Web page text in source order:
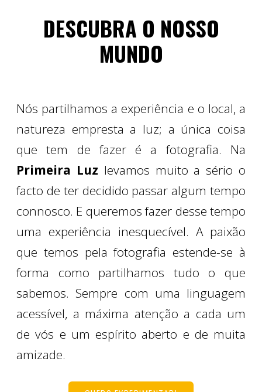
DESCUBRA O NOSSO
MUNDO
Nós partilhamos a experiência e o local, a
natureza empresta a luz; a única coisa
que tem de fazer é a fotografia. Na
Primeira Luz levamos muito a sério o
facto de ter decidido passar algum tempo
connosco. E queremos fazer desse tempo
uma experiência inesquecível. A paixão
que temos pela fotografia estende-se à
forma como partilhamos tudo o que
sabemos. Sempre com uma linguagem
acessível, a máxima atenção a cada um
de vós e um espírito aberto e de muita
amizade.